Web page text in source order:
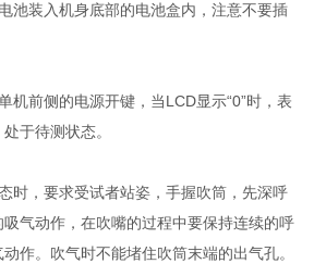
池装入机身底部的电池盒内，注意不要插
机前侧的电源开键，当LCD显示“0”时，表
于待测状态。
时，要求受试者站姿，手握吹筒，先深呼
气动作，在吹嘴的过程中要保持连续的呼
作。吹气时不能堵住吹筒末端的出气孔。